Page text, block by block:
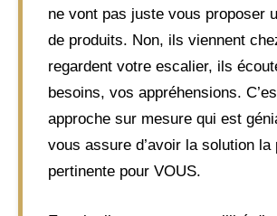
ne vont pas juste vous proposer
de produits. Non, ils viennent
regardent votre escalier, ils
besoins, vos appréhensions.
approche sur mesure qui est
vous assure d’avoir la solution la
pertinente pour VOUS.